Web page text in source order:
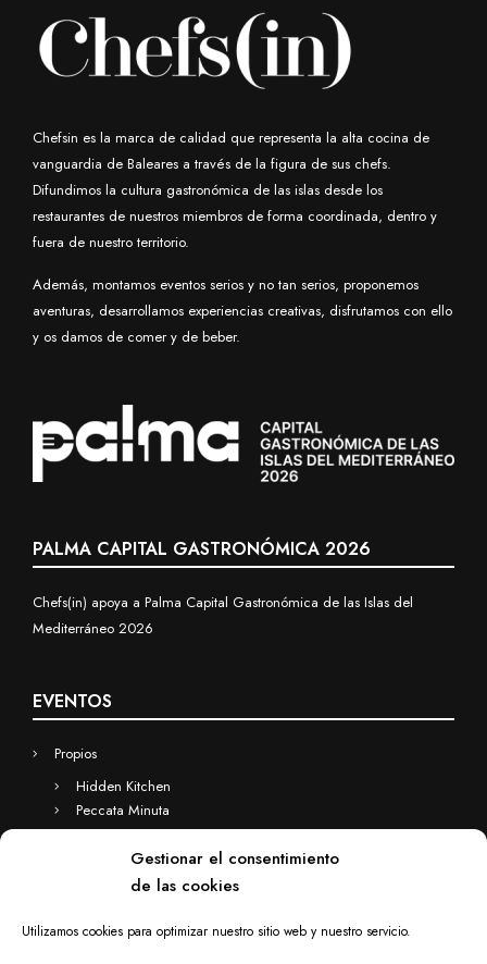
Gestionar el consentimiento
de las cookies
Utilizamos cookies para optimizar nuestro sitio web y nuestro servicio.
Chefsin es la marca de calidad que representa la alta cocina de
vanguardia de Baleares a través de la figura de sus chefs.
Difundimos la cultura gastronómica de las islas desde los
restaurantes de nuestros miembros de forma coordinada, dentro y
fuera de nuestro territorio.
Además, montamos eventos serios y no tan serios, proponemos
aventuras, desarrollamos experiencias creativas, disfrutamos con ello
y os damos de comer y de beber.
PALMA CAPITAL GASTRONÓMICA 2026
Chefs(in) apoya a Palma Capital Gastronómica de las Islas del
Mediterráneo 2026
EVENTOS
Propios
Hidden Kitchen
Peccata Minuta
Eventos a medida
Hidden Kitchen Business